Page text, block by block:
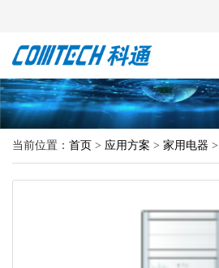
当前位置： 首页 > 应用方案 > 家用电器 >